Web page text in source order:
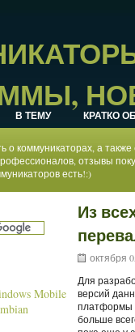
В ТЕМУ КРАТКО
о коммуникаторах, а
отзывы
есть!:)
Mobile
Из
октября
Для
версий
платформы
больше